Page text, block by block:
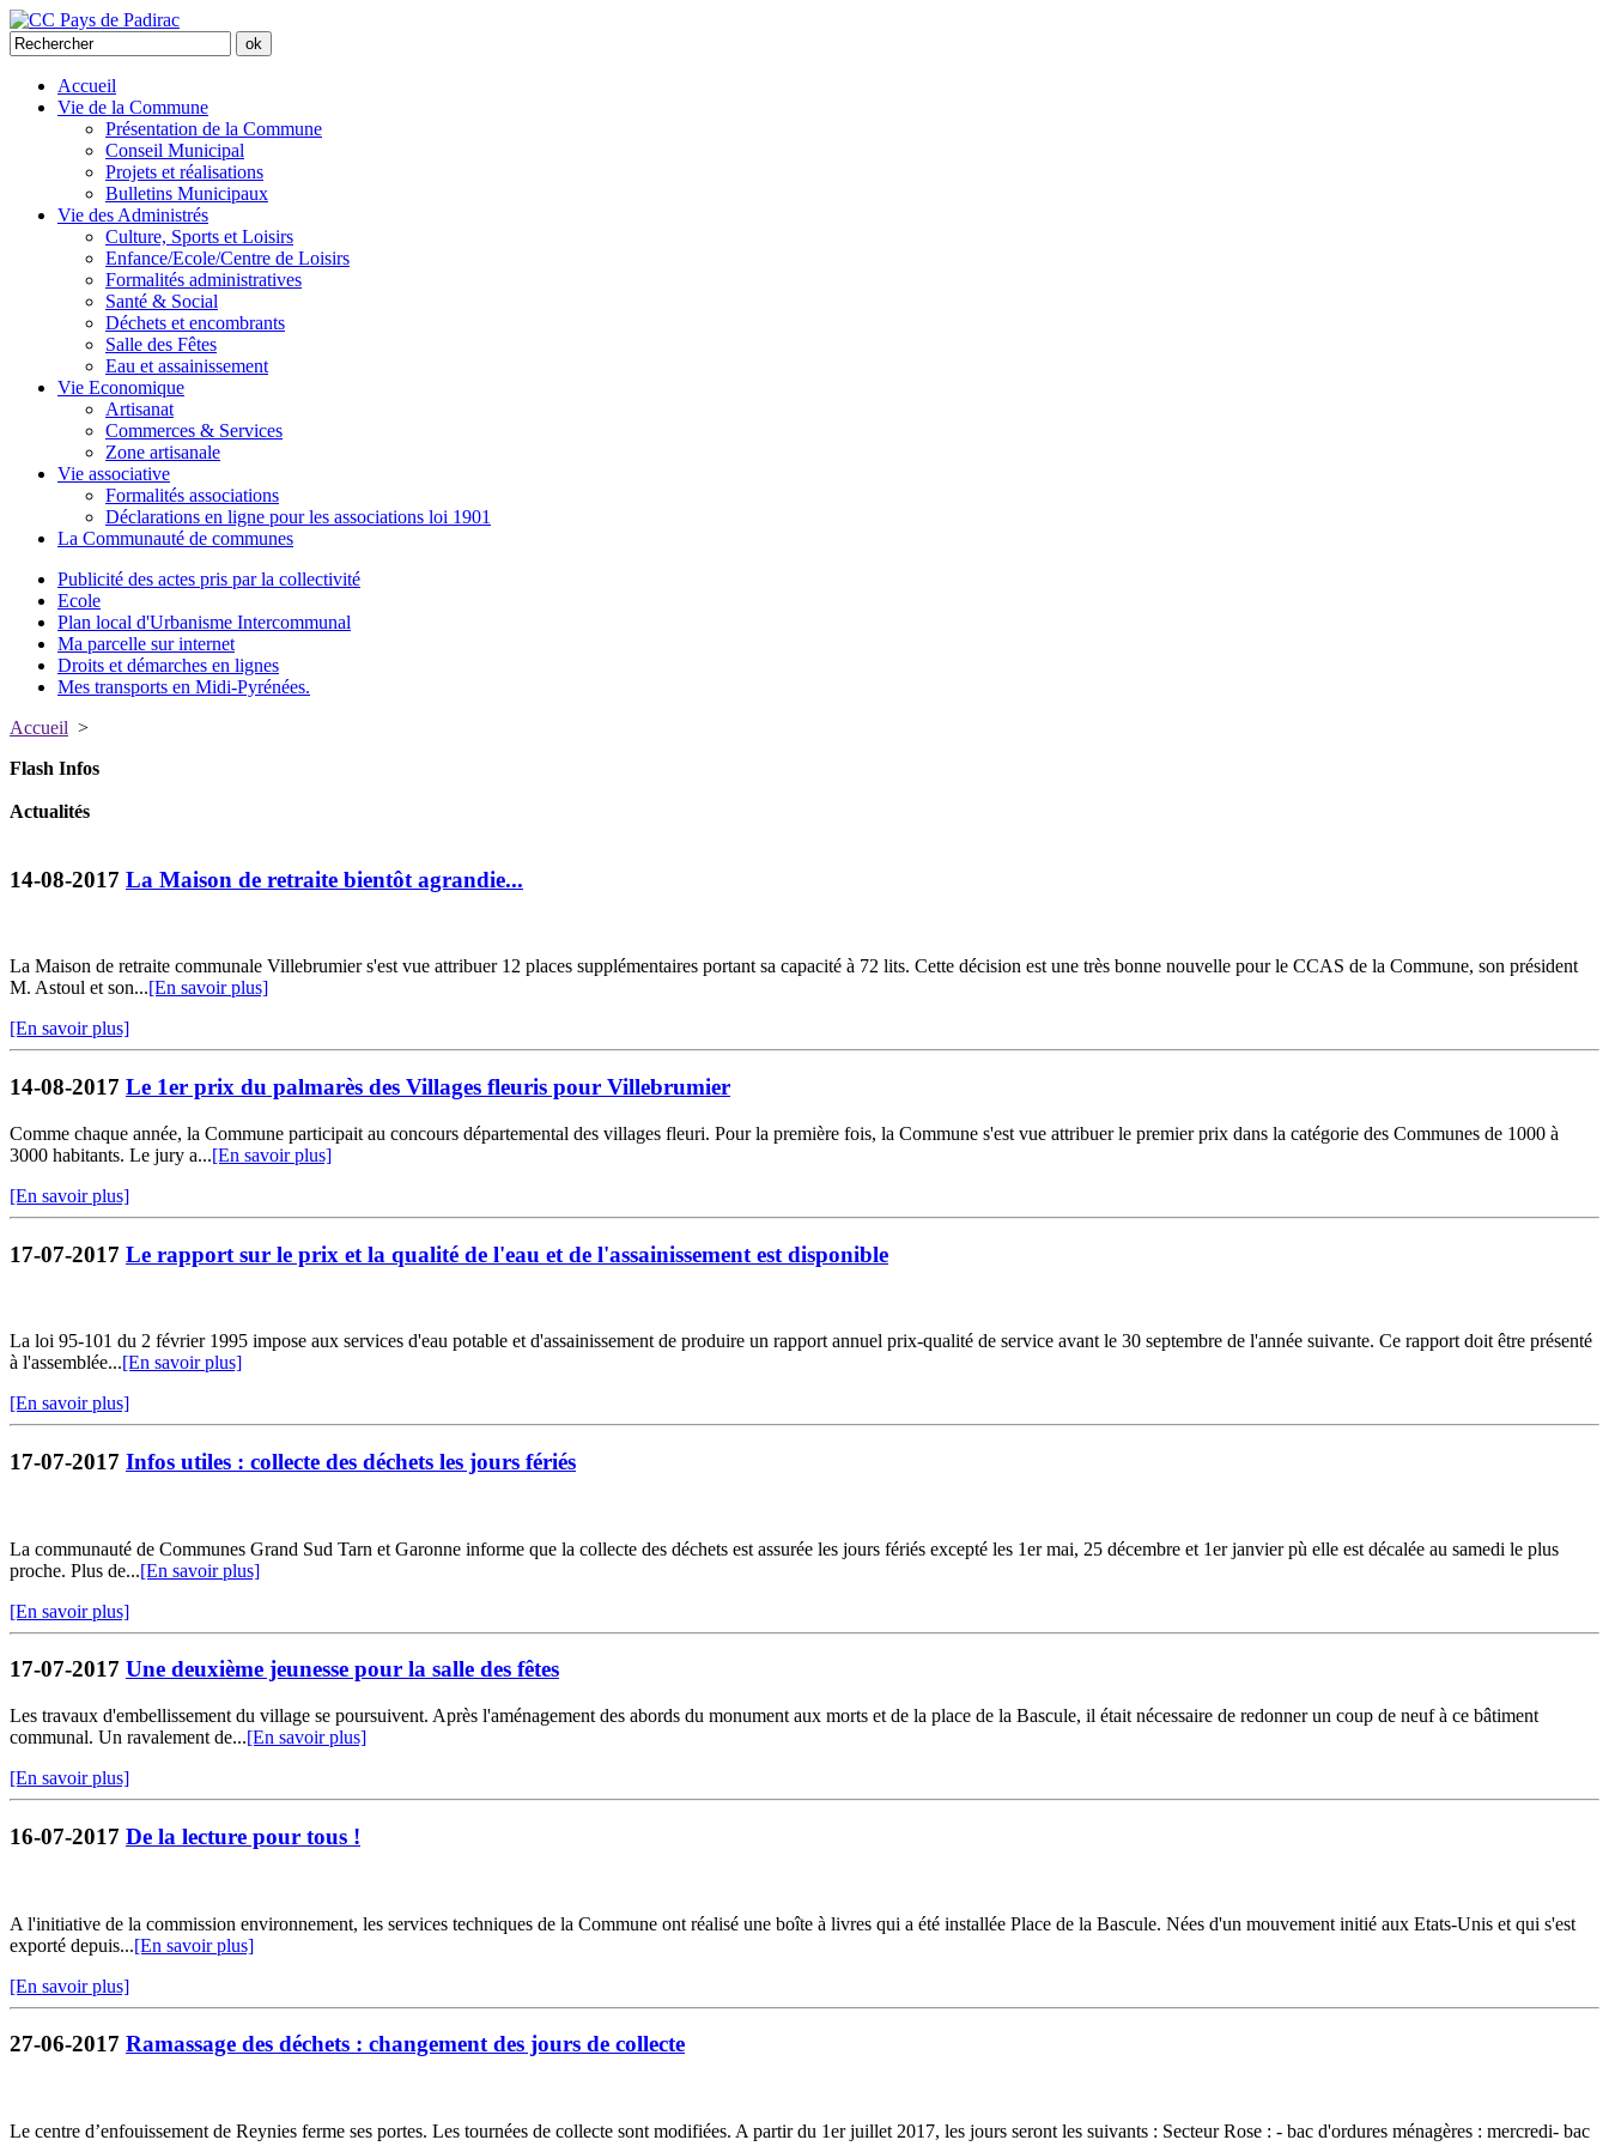
Accueil
Vie de la Commune
Présentation de la Commune
Conseil Municipal
Projets et réalisations
Bulletins Municipaux
Vie des Administrés
Culture, Sports et Loisirs
Enfance/Ecole/Centre de Loisirs
Formalités administratives
Santé & Social
Déchets et encombrants
Salle des Fêtes
Eau et assainissement
Vie Economique
Artisanat
Commerces & Services
Zone artisanale
Vie associative
Formalités associations
Déclarations en ligne pour les associations loi 1901
La Communauté de communes
Publicité des actes pris par la collectivité
Ecole
Plan local d'Urbanisme Intercommunal
Ma parcelle sur internet
Droits et démarches en lignes
Mes transports en Midi-Pyrénées.
Accueil >
Flash Infos
Actualités
14-08-2017 La Maison de retraite bientôt agrandie...
La Maison de retraite communale Villebrumier s'est vue attribuer 12 places supplémentaires portant sa capacité à 72 lits. Cette décision est une très bonne nouvelle pour le CCAS de la Commune, son président
M. Astoul et son...[En savoir plus]
[En savoir plus]
14-08-2017 Le 1er prix du palmarès des Villages fleuris pour Villebrumier
Comme chaque année, la Commune participait au concours départemental des villages fleuri. Pour la première fois, la Commune s'est vue attribuer le premier prix dans la catégorie des Communes de 1000 à
3000 habitants. Le jury a...[En savoir plus]
[En savoir plus]
17-07-2017 Le rapport sur le prix et la qualité de l'eau et de l'assainissement est disponible
La loi 95-101 du 2 février 1995 impose aux services d'eau potable et d'assainissement de produire un rapport annuel prix-qualité de service avant le 30 septembre de l'année suivante. Ce rapport doit être présenté
à l'assemblée...[En savoir plus]
[En savoir plus]
17-07-2017 Infos utiles : collecte des déchets les jours fériés
La communauté de Communes Grand Sud Tarn et Garonne informe que la collecte des déchets est assurée les jours fériés excepté les 1er mai, 25 décembre et 1er janvier pù elle est décalée au samedi le plus
proche. Plus de...[En savoir plus]
[En savoir plus]
17-07-2017 Une deuxième jeunesse pour la salle des fêtes
Les travaux d'embellissement du village se poursuivent. Après l'aménagement des abords du monument aux morts et de la place de la Bascule, il était nécessaire de redonner un coup de neuf à ce bâtiment
communal. Un ravalement de...[En savoir plus]
[En savoir plus]
16-07-2017 De la lecture pour tous !
A l'initiative de la commission environnement, les services techniques de la Commune ont réalisé une boîte à livres qui a été installée Place de la Bascule. Nées d'un mouvement initié aux Etats-Unis et qui s'est
exporté depuis...[En savoir plus]
[En savoir plus]
27-06-2017 Ramassage des déchets : changement des jours de collecte
Le centre d’enfouissement de Reynies ferme ses portes. Les tournées de collecte sont modifiées. A partir du 1er juillet 2017, les jours seront les suivants : Secteur Rose : - bac d'ordures ménagères : mercredi- bac